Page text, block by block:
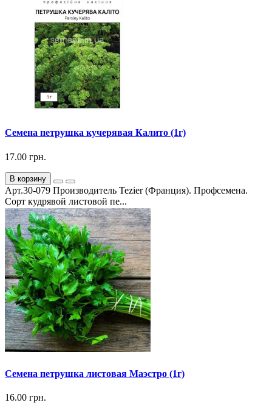
Семена петрушка кучерявая Калито (1г)
17.00 грн.
В корзину
Арт.30-079 Производитель Tezier (Франция). Профсемена.
Сорт кудрявой листовой пе...
Семена петрушка листовая Маэстро (1г)
16.00 грн.